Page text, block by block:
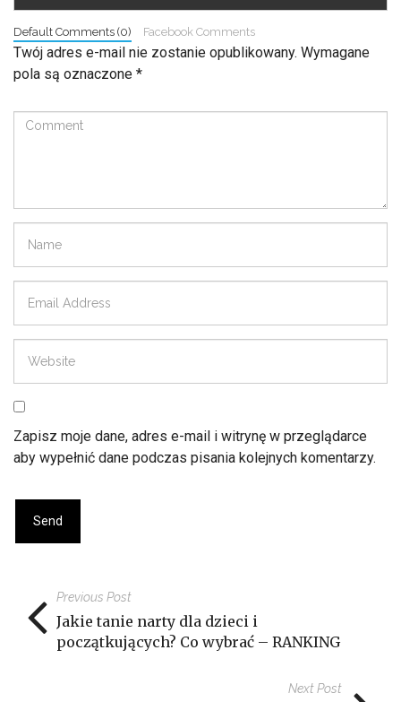
Default Comments (0) Facebook Comments
Twój adres e-mail nie zostanie opublikowany. Wymagane
pola są oznaczone *
Zapisz moje dane, adres e-mail i witrynę w przeglądarce
aby wypełnić dane podczas pisania kolejnych komentarzy.
Previous Post
Jakie tanie narty dla dzieci i
początkujących? Co wybrać – RANKING
Next Post